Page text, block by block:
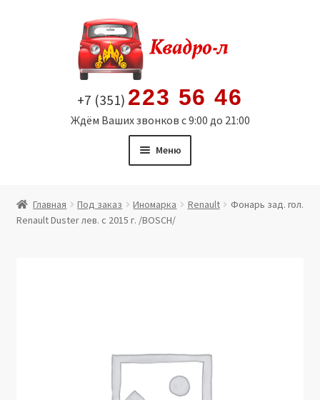
содержимому
+7 (351) 223 56 46
Ждём Ваших звонков с 9:00 до 21:00
Меню
Витрина
Юридические данные
Главная Под заказ Иномарка Renault
Фонарь зад. гол.
Renault Duster лев. с 2015 г. /BOSCH/